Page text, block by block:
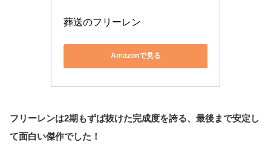
葬送のフリーレン
Amazonで見る
フリーレンは2期もずば抜けた完成度を誇る、最後まで安定し
て面白い傑作でした！